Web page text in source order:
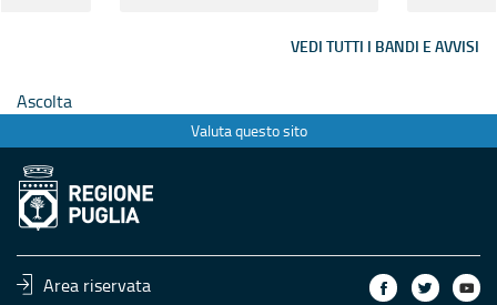
VEDI TUTTI I BANDI E AVVISI
Ascolta
Valuta questo sito
Area riservata